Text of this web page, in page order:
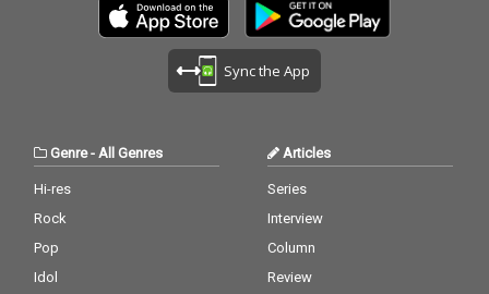
Sync the App
Genre- All Genres
Hi-res
Rock
Pop
Idol
Articles
Series
Interview
Column
Review